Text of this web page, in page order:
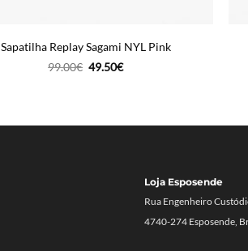
Sapatilha Replay Sagami NYL Pink
99.00€ O
49.50€O
Loja Esposende
Rua Engenheiro
4740-274 Esposende,